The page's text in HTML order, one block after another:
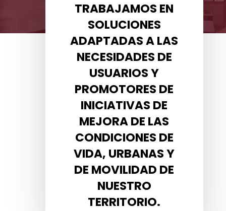
TRABAJAMOS EN
SOLUCIONES
ADAPTADAS A LAS
NECESIDADES DE
USUARIOS Y
PROMOTORES DE
INICIATIVAS DE
MEJORA DE LAS
CONDICIONES DE
VIDA, URBANAS Y
DE MOVILIDAD DE
NUESTRO
TERRITORIO.